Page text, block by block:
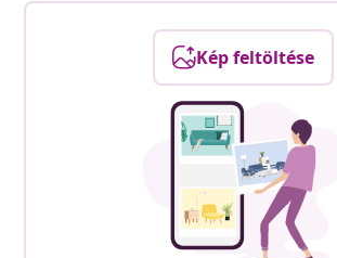
Kép feltöltése